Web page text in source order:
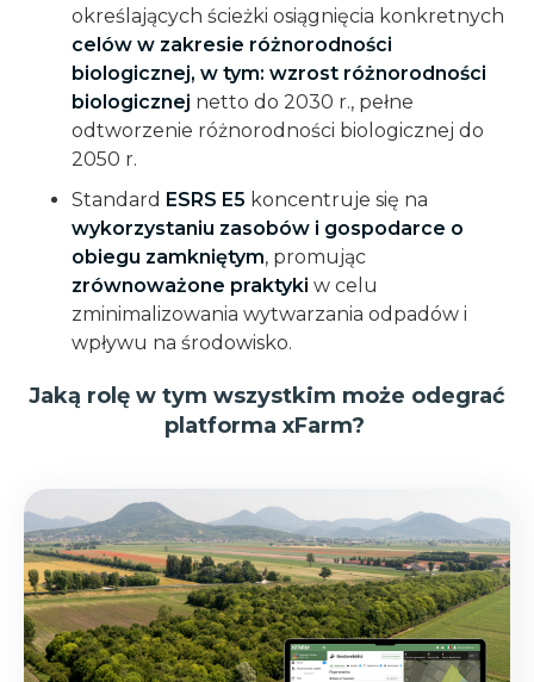
określających ścieżki osiągnięcia konkretnych
celów w zakresie różnorodności
biologicznej, w tym: wzrost różnorodności
biologicznej netto do 2030 r., pełne
odtworzenie różnorodności biologicznej do
2050 r.
Standard ESRS E5 koncentruje się na
wykorzystaniu zasobów i gospodarce o
obiegu zamkniętym, promując
zrównoważone praktyki w celu
zminimalizowania wytwarzania odpadów i
wpływu na środowisko.
Jaką rolę w tym wszystkim może odegrać
platforma xFarm?